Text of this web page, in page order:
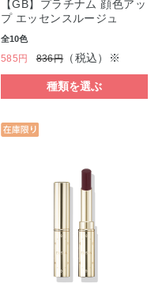
【GB】プラチナム 顔色アッ
プ エッセンスルージュ
全10色
585円 836円（税込）※
種類を選ぶ